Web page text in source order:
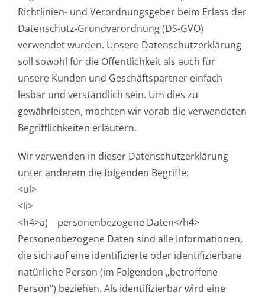
Richtlinien- und Verordnungsgeber beim Erlass der
Datenschutz-Grundverordnung (DS-GVO)
verwendet wurden. Unsere Datenschutzerklärung
soll sowohl für die Öffentlichkeit als auch für
unsere Kunden und Geschäftspartner einfach
lesbar und verständlich sein. Um dies zu
gewährleisten, möchten wir vorab die verwendeten
Begrifflichkeiten erläutern.
Wir verwenden in dieser Datenschutzerklärung
unter anderem die folgenden Begriffe:
<ul>
<li>
<h4>a) personenbezogene Daten</h4>
Personenbezogene Daten sind alle Informationen,
die sich auf eine identifizierte oder identifizierbare
natürliche Person (im Folgenden „betroffene
Person") beziehen. Als identifizierbar wird eine